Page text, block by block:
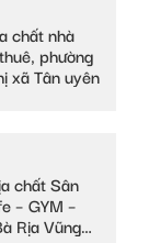
chất nhà
phường
xã Tân uyên
chất Sân
– GYM –
Rịa Vũng